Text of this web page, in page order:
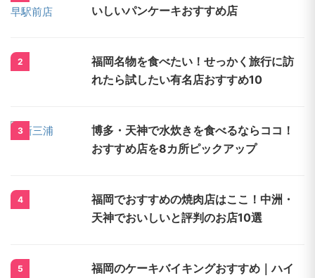
いしいパンケーキおすすめ店
2
福岡名物を食べたい！せっかく旅行に訪
れたら試したい有名店おすすめ10
3
博多・天神で水炊きを食べるならココ！
おすすめ店を8カ所ピックアップ
4
福岡でおすすめの焼肉店はここ！中洲・
天神でおいしいと評判のお店10選
5 福岡のケーキバイキングおすすめ｜ハイ